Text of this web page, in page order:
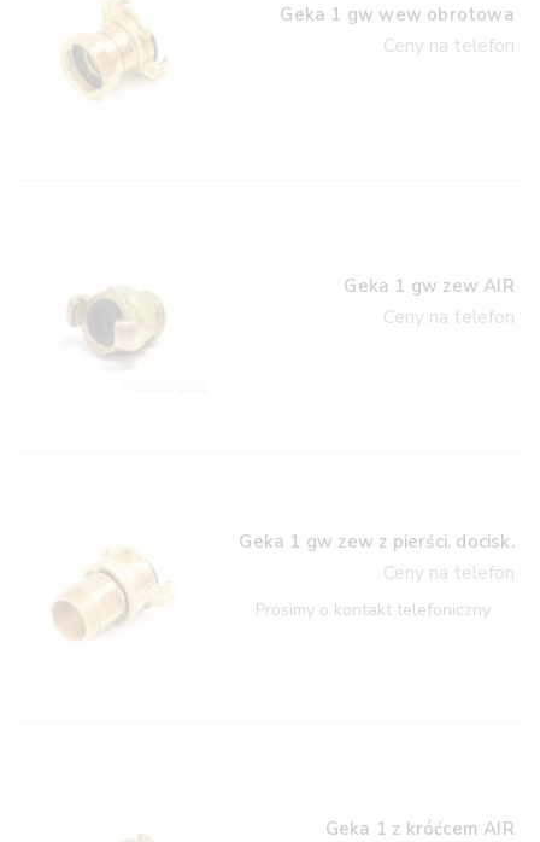
Geka 1 gw wew obrotowa
Ceny na telefon
Geka 1 gw zew AIR
Ceny na telefon
Geka 1 gw zew z pierści. docisk.
Ceny na telefon
Prosimy o kontakt telefoniczny
Geka 1 z króćcem AIR